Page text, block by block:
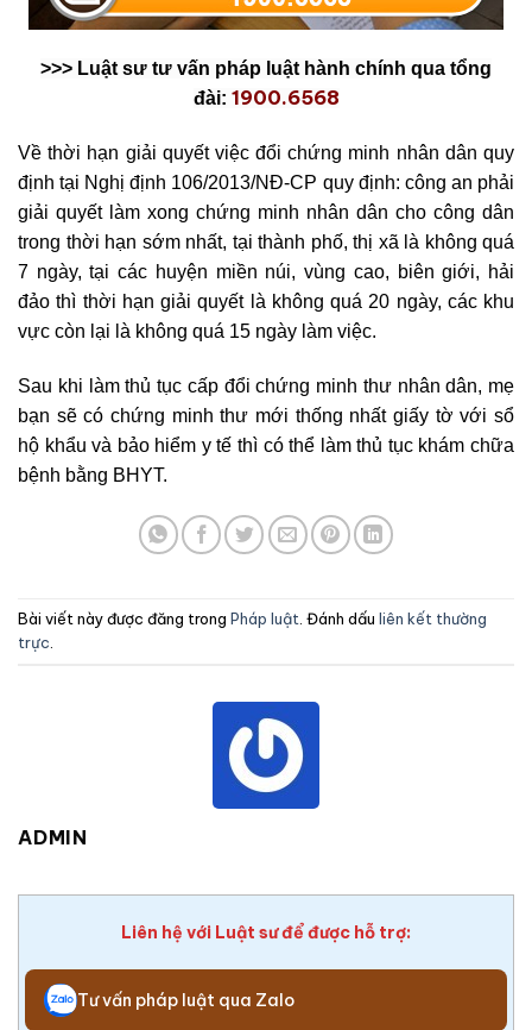
>>> Luật sư tư vấn pháp luật hành chính qua tổng
đài: 1900.6568
Về thời hạn giải quyết việc đổi chứng minh nhân dân quy
định tại Nghị định 106/2013/NĐ-CP quy định: công an phải
giải quyết làm xong chứng minh nhân dân cho công dân
trong thời hạn sớm nhất, tại thành phố, thị xã là không quá
7 ngày, tại các huyện miền núi, vùng cao, biên giới, hải
đảo thì thời hạn giải quyết là không quá 20 ngày, các khu
vực còn lại là không quá 15 ngày làm việc.
Sau khi làm thủ tục cấp đổi chứng minh thư nhân dân, mẹ
bạn sẽ có chứng minh thư mới thống nhất giấy tờ với sổ
hộ khẩu và bảo hiểm y tế thì có thể làm thủ tục khám chữa
bệnh bằng BHYT.
Bài viết này được đăng trong Pháp luật. Đánh dấu liên kết thường
trực.
ADMIN
Liên hệ với Luật sư để được hỗ trợ:
Tư vấn pháp luật qua Zalo